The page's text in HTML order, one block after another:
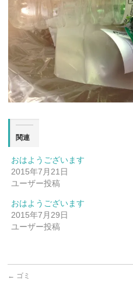
関連
おはようございます
2015年7月21日
ユーザー投稿
おはようございます
2015年7月29日
ユーザー投稿
← ゴミ